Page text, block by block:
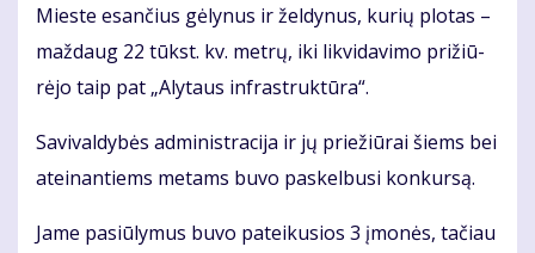
Mies­te esan­čius gė­ly­nus ir žel­dy­nus, ku­rių plo­tas –
maž­daug 22 tūkst. kv. met­rų, iki lik­vi­da­vi­mo pri­žiū­
rė­jo taip pat „Aly­taus in­fra­struk­tū­ra“.
Sa­vi­val­dy­bės ad­mi­nist­ra­ci­ja ir jų prie­žiū­rai šiems bei
at­ei­nan­tiems me­tams bu­vo pa­skel­bu­si kon­kur­są.
Ja­me pa­siū­ly­mus bu­vo pa­tei­ku­sios 3 įmo­nės, ta­čiau